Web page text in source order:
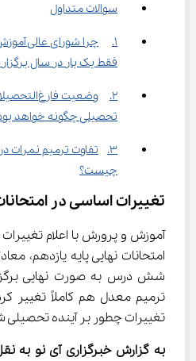
سوالات متداول
1.	چرا شورای عالی
فقط یک بار در سال
تحصیلی چگونه خواهد
چیست؟
تغییرات اساسی در
آموزش و پرورش با اعلام
امتحانات نهایی پایه یازدهم،
شش درس به صورت نهایی
تغییرات چطور بر آینده تحصیلی شما
به گزارش خبرگزاری آی نو به